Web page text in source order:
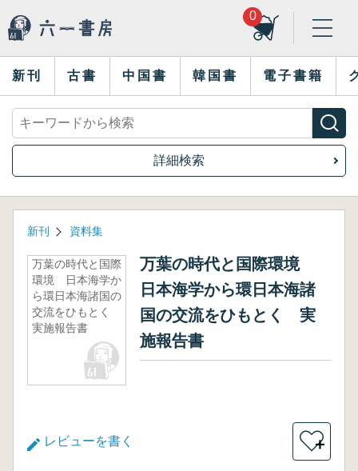
0
新刊 古書 中国書 韓国書 電子書籍
詳細検索
新刊 資料集
万葉の時代と国際
環境 日本海学か
ら環日本海諸国の
交流をひもとく
実施報告書
万葉の時代と国際環境
日本海学から環日本海諸
国の交流をひもとく 実
施報告書
レビューを書く ＋